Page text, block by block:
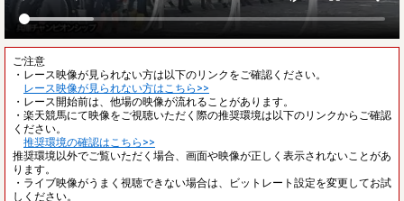
ご注意
・レース映像が見られない方は以下のリンクをご確認ください。
レース映像が見られない方はこちら>>
・レース開始前は、他場の映像が流れることがあります。
・楽天競馬にて映像をご視聴いただく際の推奨環境は以下のリンクからご確認
ください。
推奨環境の確認はこちら>>
推奨環境以外でご覧いただく場合、画面や映像が正しく表示されないことがあ
ります。
・ライブ映像がうまく視聴できない場合は、ビットレート設定を変更してお試
しください。